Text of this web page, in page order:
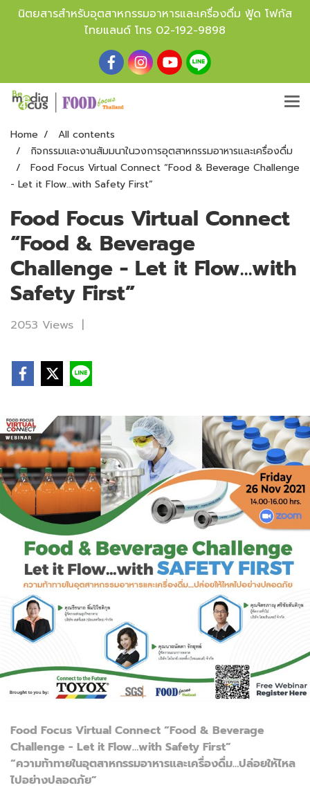
นิตยสารสำหรับอุตสาหกรรมอาหารและเครื่องดื่ม ฟู้ด โฟกัส
ไทยแลนด์ โทร 02-192-9898
Home
All contents
กิจกรรมและงานสัมมนาในวงการอุตสาหกรรมอาหารและเครื่องดื่ม
Food Focus Virtual Connect “Food & Beverage Challenge
- Let it Flow…with Safety First”
Food Focus Virtual Connect
“Food & Beverage
Challenge - Let it Flow…with
Safety First”
2053 Views |
Food Focus Virtual Connect “Food & Beverage
Challenge - Let it Flow…with Safety First”
“ความท้าทายในอุตสาหกรรมอาหารและเครื่องดื่ม…ปล่อยให้ไหล
ไปอย่างปลอดภัย”